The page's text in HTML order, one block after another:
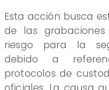
Esta acción busca
de las
riesgo para la
debido a
protocolos de